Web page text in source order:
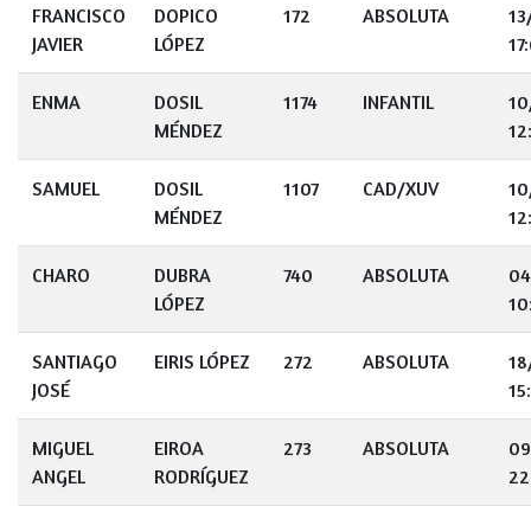
FRANCISCO
JAVIER
DOPICO
LÓPEZ
172 ABSOLUTA
ENMA
DOSIL
MÉNDEZ
1174 INFANTIL
SAMUEL
DOSIL
MÉNDEZ
1107 CAD/XUV
CHARO
DUBRA
LÓPEZ
740 ABSOLUTA
SANTIAGO
JOSÉ
EIRIS LÓPEZ 272 ABSOLUTA
MIGUEL
ANGEL
EIROA
RODRÍGUEZ
273 ABSOLUTA